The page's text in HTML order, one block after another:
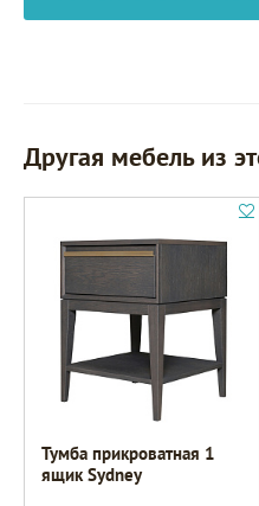
Другая мебель из
Тумба прикроватная 1
ящик Sydney